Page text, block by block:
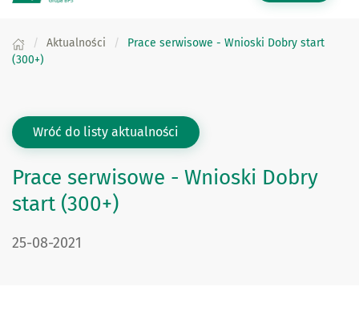
Aktualności
Prace serwisowe - Wnioski Dobry start
(300+)
Wróć do listy aktualności
Prace serwisowe - Wnioski Dobry
start (300+)
DATA PUBLIKACJI:
25-08-2021